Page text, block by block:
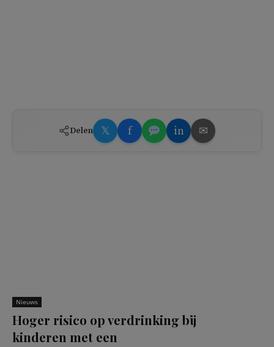
Delen 𝕏 f in ✉
Nieuws
Hoger risico op verdrinking bij
kinderen met een